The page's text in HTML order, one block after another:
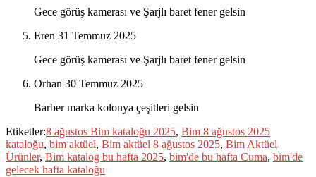
Gece görüş kamerası ve Şarjlı baret fener gelsin
Eren 31 Temmuz 2025
Gece görüş kamerası ve Şarjlı baret fener gelsin
Orhan 30 Temmuz 2025
Barber marka kolonya çeşitleri gelsin
Etiketler:8 ağustos Bim kataloğu 2025, Bim 8 ağustos 2025
kataloğu, bim aktüel, Bim aktüel 8 ağustos 2025, Bim Aktüel
Ürünler, Bim katalog bu hafta 2025, bim'de bu hafta Cuma, bim'de
gelecek hafta kataloğu